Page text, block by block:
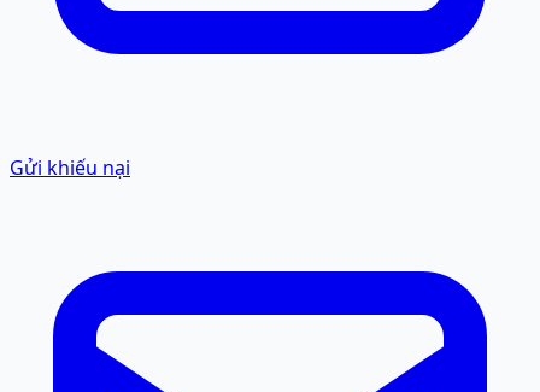
Gửi khiếu nại